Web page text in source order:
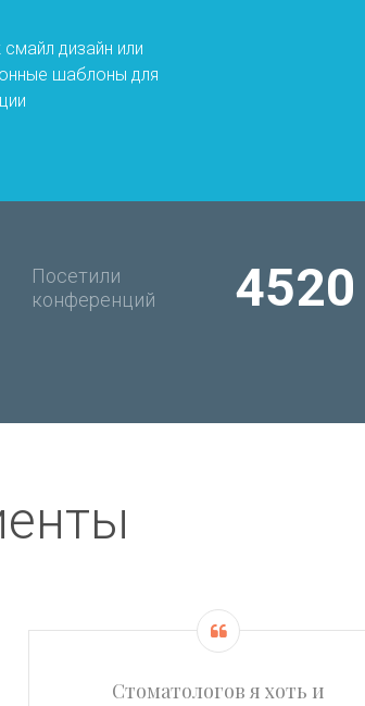
смайл дизайн или
шаблоны для
Посетили
конференций
4520
Стоматологов я хоть и